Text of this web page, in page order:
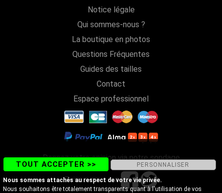
Notice légale
Qui sommes-nous ?
La boutique en photos
Questions Fréquentes
Guides des tailles
Contact
Espace professionnel
Donnez votre opinion via notre sondage
Suivez-nous sur
TOUT ACCEPTER >> PERSONNALISER
Nous sommes attachés au respect de votre vie privée.
Nous souhaitons être totalement transparents quant à l'utilisation de vos